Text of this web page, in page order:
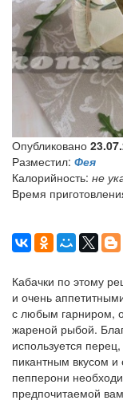
Опубликовано
Разместил: Фея
Калорийность: не
Время
Кабачки по этому
и очень
с любым гарниром,
жареной рыбой.
используется
пикантным вкусом
пепперони
предпочитаемой